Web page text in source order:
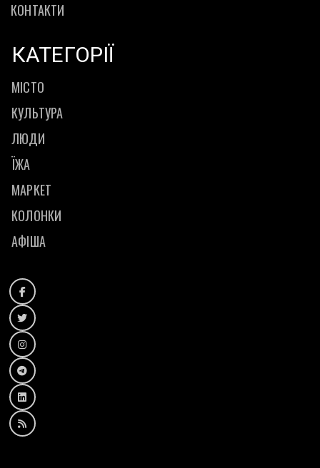
КОНТАКТИ
КАТЕГОРІЇ
МІСТО
КУЛЬТУРА
ЛЮДИ
ЇЖА
МАРКЕТ
КОЛОНКИ
АФІША